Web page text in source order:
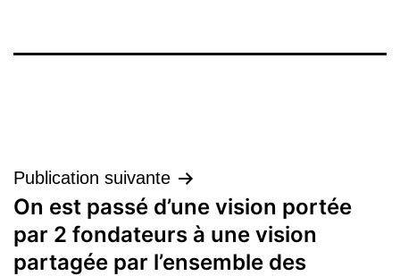
Publication suivante
On est passé d’une vision portée
par 2 fondateurs à une vision
partagée par l’ensemble des